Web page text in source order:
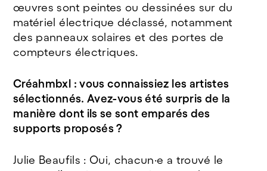
œuvres sont peintes ou dessinées sur du
matériel électrique déclassé, notamment
des panneaux solaires et des portes de
compteurs électriques.
Créahmbxl : vous connaissiez les artistes
sélectionnés. Avez-vous été surpris de la
manière dont ils se sont emparés des
supports proposés ?
Julie Beaufils : Oui, chacun·e a trouvé le